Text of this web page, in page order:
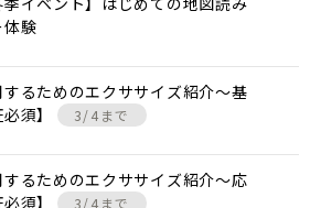
体験
るためのエクササイズ紹介〜基
須】
3/4まで
るためのエクササイズ紹介〜応
須】
3/4まで